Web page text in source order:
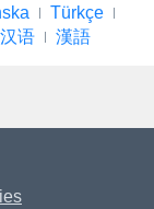
Türkçe
汉语 漢語